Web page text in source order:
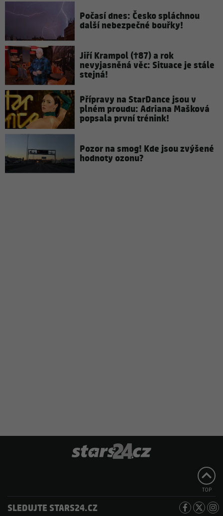
Počasí dnes: Česko spláchnou
další nebezpečné bouřky!
Jiří Krampol (†87) a rok
nevyjasněná věc: Situace je stále
stejná!
Přípravy na StarDance jsou v
plném proudu: Adriana Mašková
popsala první trénink!
Pozor na smog! Kde jsou zvýšené
hodnoty ozonu?
TOP
SLEDUJTE STARS24.CZ